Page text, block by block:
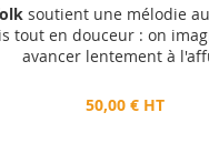
soutient une mélodie au
tout en douceur : on
avancer lentement à
50,00 € HT